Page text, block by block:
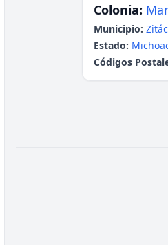
Colonia:
Municipio:
Estado:
Códigos